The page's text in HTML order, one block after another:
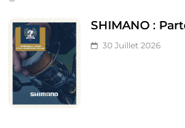
SHIMANO :
30 Juillet 2026